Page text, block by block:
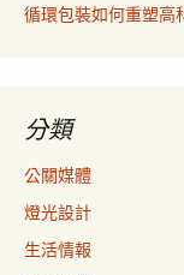
循環包裝如何重塑高
分類
公關媒體
燈光設計
生活情報